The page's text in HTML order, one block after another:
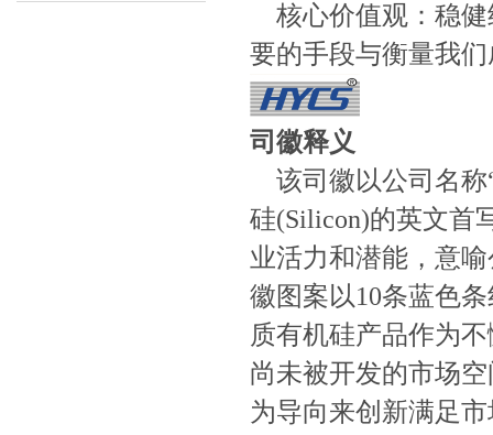
核心价值观：稳健
要的手段与衡量我
司徽释义
该司徽以公司名称
硅(Silicon)的英文首
业活力和潜能，意
徽图案以10条蓝色
质有机硅产品作为
尚未被开发的市场
为导向来创新满足